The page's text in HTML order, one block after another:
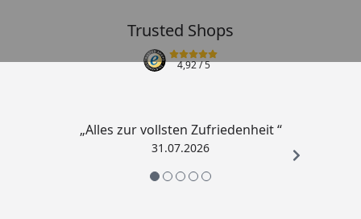
Trusted Shops
4,92/ 5
„Alles zur vollsten Zufriedenheit “
31.07.2026